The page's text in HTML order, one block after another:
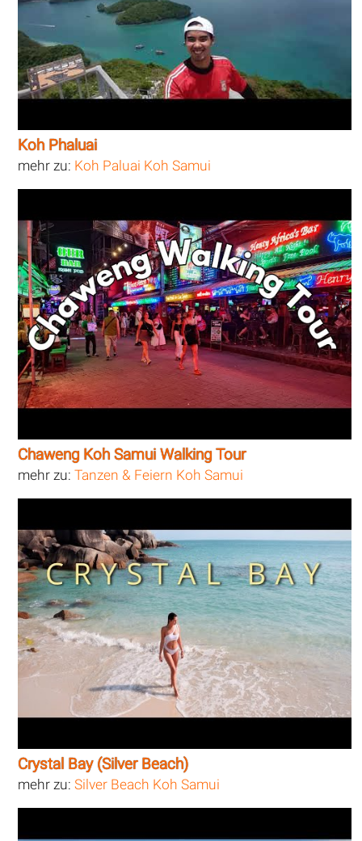
Koh Phaluai
mehr zu: Koh Paluai Koh Samui
Chaweng Koh Samui Walking Tour
mehr zu:Tanzen & Feiern Koh Samui
Crystal Bay (Silver Beach)
mehr zu:Silver Beach Koh Samui